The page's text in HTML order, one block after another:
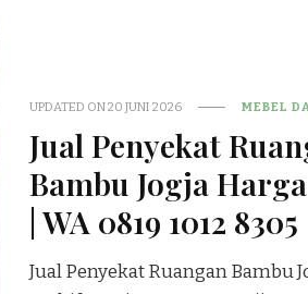
UPDATED ON20 JUNI 2026 MEBEL
Jual Penyekat
Bambu Jogja
| WA 0819 1012 8305
Jual Penyekat Ruangan Bambu